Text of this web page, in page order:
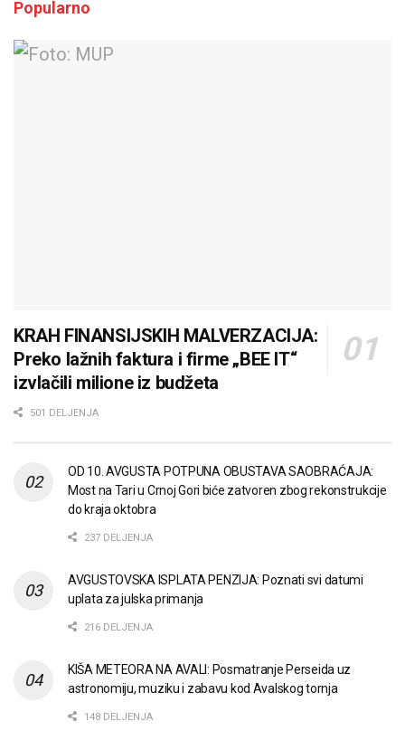
Popularno
KRAH FINANSIJSKIH MALVERZACIJA:
Preko lažnih faktura i firme „BEE IT“
izvlačili milione iz budžeta
501 DELJENJA
OD 10. AVGUSTA POTPUNA OBUSTAVA SAOBRAĆAJA:
Most na Tari u Crnoj Gori biće zatvoren zbog rekonstrukcije
do kraja oktobra
237 DELJENJA
AVGUSTOVSKA ISPLATA PENZIJA: Poznati svi datumi
uplata za julska primanja
216 DELJENJA
KIŠA METEORA NA AVALI: Posmatranje Perseida uz
astronomiju, muziku i zabavu kod Avalskog tornja
148 DELJENJA